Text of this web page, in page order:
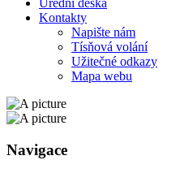
Kontakty
Napište nám
Tísňová volání
Užitečné odkazy
Mapa webu
Navigace